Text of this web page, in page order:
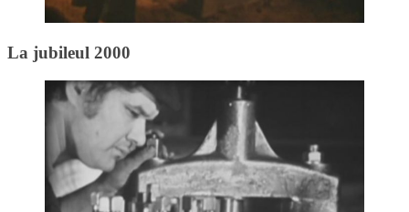
La jubileul 2000